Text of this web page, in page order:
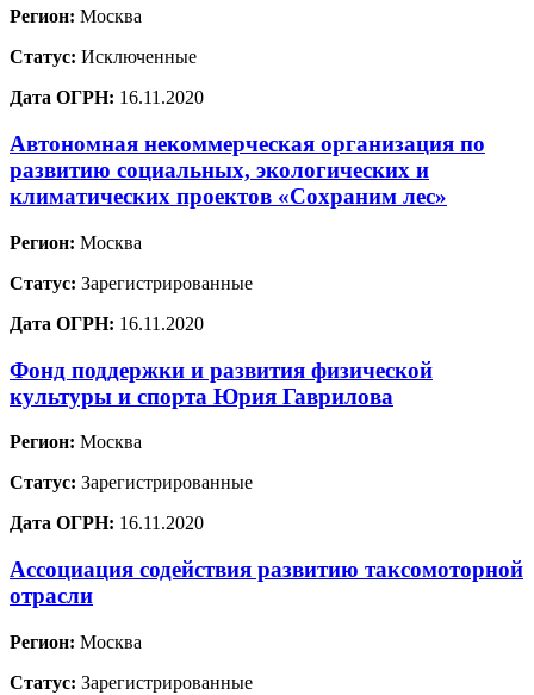
Регион: Москва
Статус: Исключенные
Дата ОГРН: 16.11.2020
Автономная некоммерческая организация по
развитию социальных, экологических и
климатических проектов «Сохраним лес»
Регион: Москва
Статус: Зарегистрированные
Дата ОГРН: 16.11.2020
Фонд поддержки и развития физической
культуры и спорта Юрия Гаврилова
Регион: Москва
Статус: Зарегистрированные
Дата ОГРН: 16.11.2020
Ассоциация содействия развитию таксомоторной
отрасли
Регион: Москва
Статус: Зарегистрированные